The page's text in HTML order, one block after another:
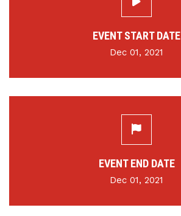
EVENT START DATE
Dec 01, 2021
EVENT END DATE
Dec 01, 2021